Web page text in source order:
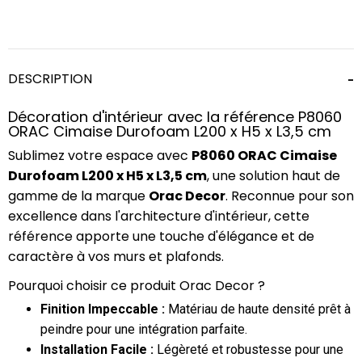
DESCRIPTION
Décoration d'intérieur avec la référence P8060
ORAC Cimaise Durofoam L200 x H5 x L3,5 cm
Sublimez votre espace avec P8060 ORAC Cimaise
Durofoam L200 x H5 x L3,5 cm, une solution haut de
gamme de la marque Orac Decor. Reconnue pour son
excellence dans l'architecture d'intérieur, cette
référence apporte une touche d'élégance et de
caractère à vos murs et plafonds.
Pourquoi choisir ce produit Orac Decor ?
Finition Impeccable : Matériau de haute densité prêt à
peindre pour une intégration parfaite.
Installation Facile : Légèreté et robustesse pour une